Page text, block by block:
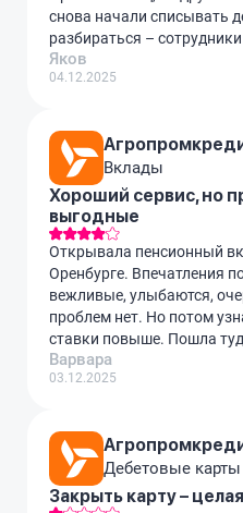
снова начали списывать
разбираться –
Яков
04.12.2025
Вклады
Хороший сервис, но
выгодные
Открывала пенсионный
Оренбурге. Впечатления
вежливые, улыбаются,
проблем нет. Но потом
ставки повыше. Пошла
Варвара
03.12.2025
Дебетовые карты
Закрыть карту –